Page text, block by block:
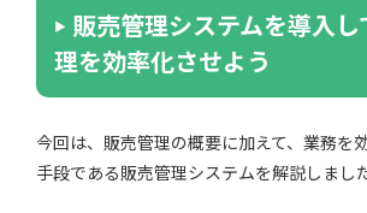
販売管理システムを導入し
理を効率化させよう
今回は、販売管理の概要に加えて、業務を
手段である販売管理システムを解説しました